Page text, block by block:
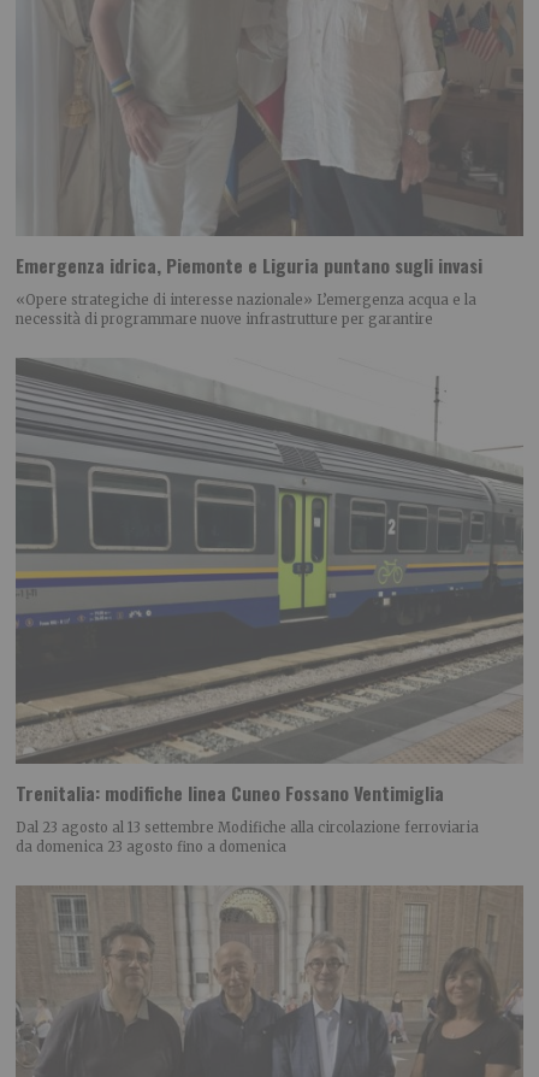
Emergenza idrica, Piemonte e Liguria puntano sugli invasi
«Opere strategiche di interesse nazionale» L’emergenza acqua e la
necessità di programmare nuove infrastrutture per garantire
Trenitalia: modifiche linea Cuneo Fossano Ventimiglia
Dal 23 agosto al 13 settembre Modifiche alla circolazione ferroviaria
da domenica 23 agosto fino a domenica